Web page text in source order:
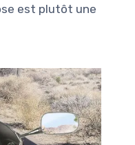
est plutôt une